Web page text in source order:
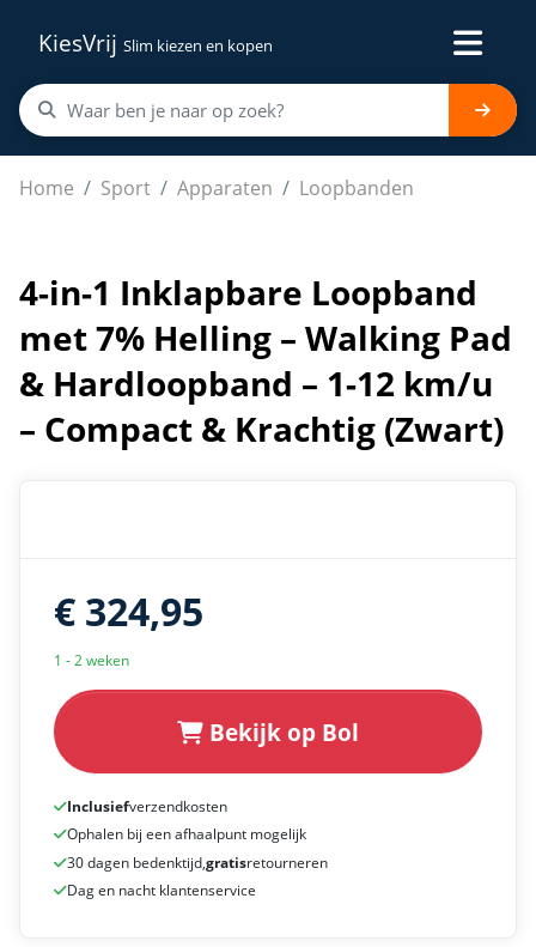
KiesVrij Slim kiezen en kopen
Home Sport Apparaten Loopbanden
4-in-1 Inklapbare Loopband met 7% Helling – Walking
4-in-1 Inklapbare Loopband
met 7% Helling – Walking Pad
& Hardloopband – 1-12 km/u
– Compact & Krachtig (Zwart)
€ 324,95
1 - 2 weken
Bekijk op Bol
Inclusiefverzendkosten
Ophalen bij een afhaalpunt mogelijk
30 dagen bedenktijd,gratisretourneren
Dag en nacht klantenservice